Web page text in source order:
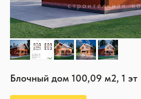
Блочный дом 100,09 м2, 1 эт